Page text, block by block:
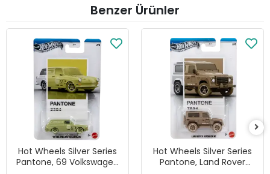
Benzer Ürünler
Hot Wheels Silver Series
Pantone, 69 Volkswagen
Hot Wheels Silver Series
Pantone, Land Rover